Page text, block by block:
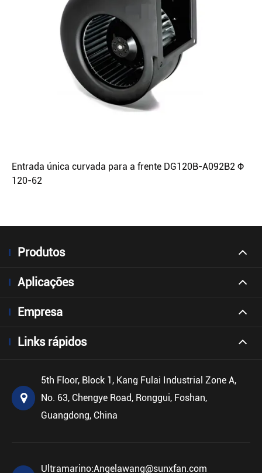
Entrada única curvada para a frente DG120B-A092B2 Φ
120-62
Produtos
Aplicações
Empresa
Links rápidos
5th Floor, Block 1, Kang Fulai Industrial Zone A,
No. 63, Chengye Road, Ronggui, Foshan,
Guangdong, China
Ultramarino:Angelawang@sunxfan.com